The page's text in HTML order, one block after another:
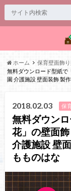
ホーム
保育壁面飾
無料ダウンロード型紙で
園 介護施設 壁面装飾 製
2018.02.03 保
無料ダウン
花」の壁面
介護施設 壁
もものはな